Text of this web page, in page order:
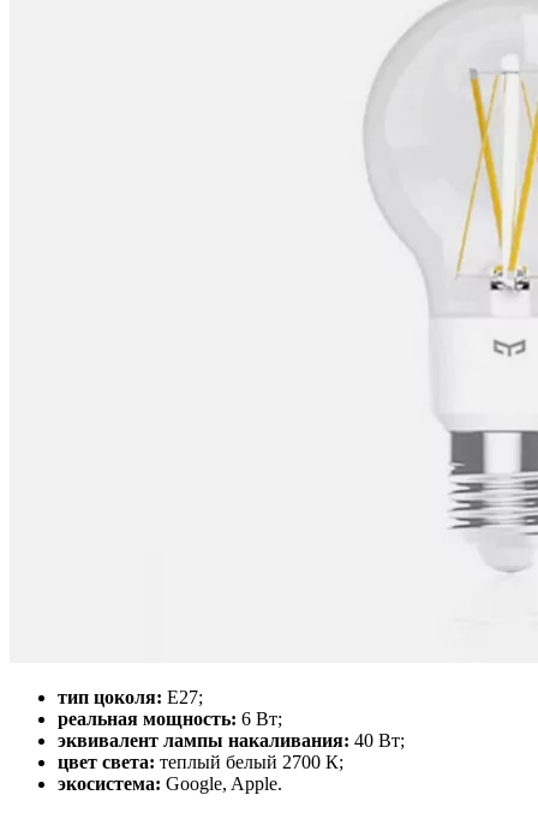
тип цоколя: E27;
реальная мощность: 6 Вт;
эквивалент лампы накаливания: 40 Вт;
цвет света: теплый белый 2700 К;
экосистема: Google, Apple.